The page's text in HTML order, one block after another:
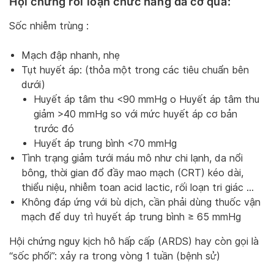
Sốc nhiễm trùng :
Mạch đập nhanh, nhẹ
Tụt huyết áp: (thỏa một trong các tiêu chuẩn bên
dưới)
Huyết áp tâm thu <90 mmHg o Huyết áp tâm thu
giảm >40 mmHg so với mức huyết áp cơ bản
trước đó
Huyết áp trung bình <70 mmHg
Tình trạng giảm tưới máu mô như chi lạnh, da nổi
bông, thời gian đổ đầy mao mạch (CRT) kéo dài,
thiểu niệu, nhiễm toan acid lactic, rối loạn tri giác …
Không đáp ứng với bù dịch, cần phải dùng thuốc vận
mạch để duy trì huyết áp trung bình ≥ 65 mmHg
Hội chứng nguy kịch hô hấp cấp (ARDS) hay còn gọi là
“sốc phổi”: xảy ra trong vòng 1 tuần (bệnh sử)